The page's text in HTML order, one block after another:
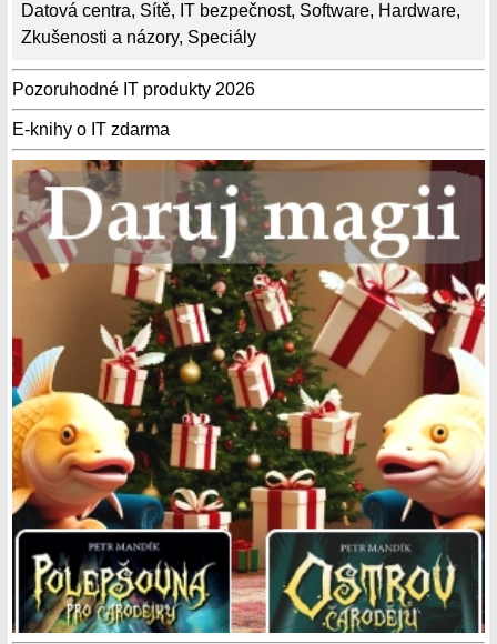
Datová centra, Sítě, IT bezpečnost, Software, Hardware,
Zkušenosti a názory, Speciály
Pozoruhodné IT produkty 2026
E-knihy o IT zdarma